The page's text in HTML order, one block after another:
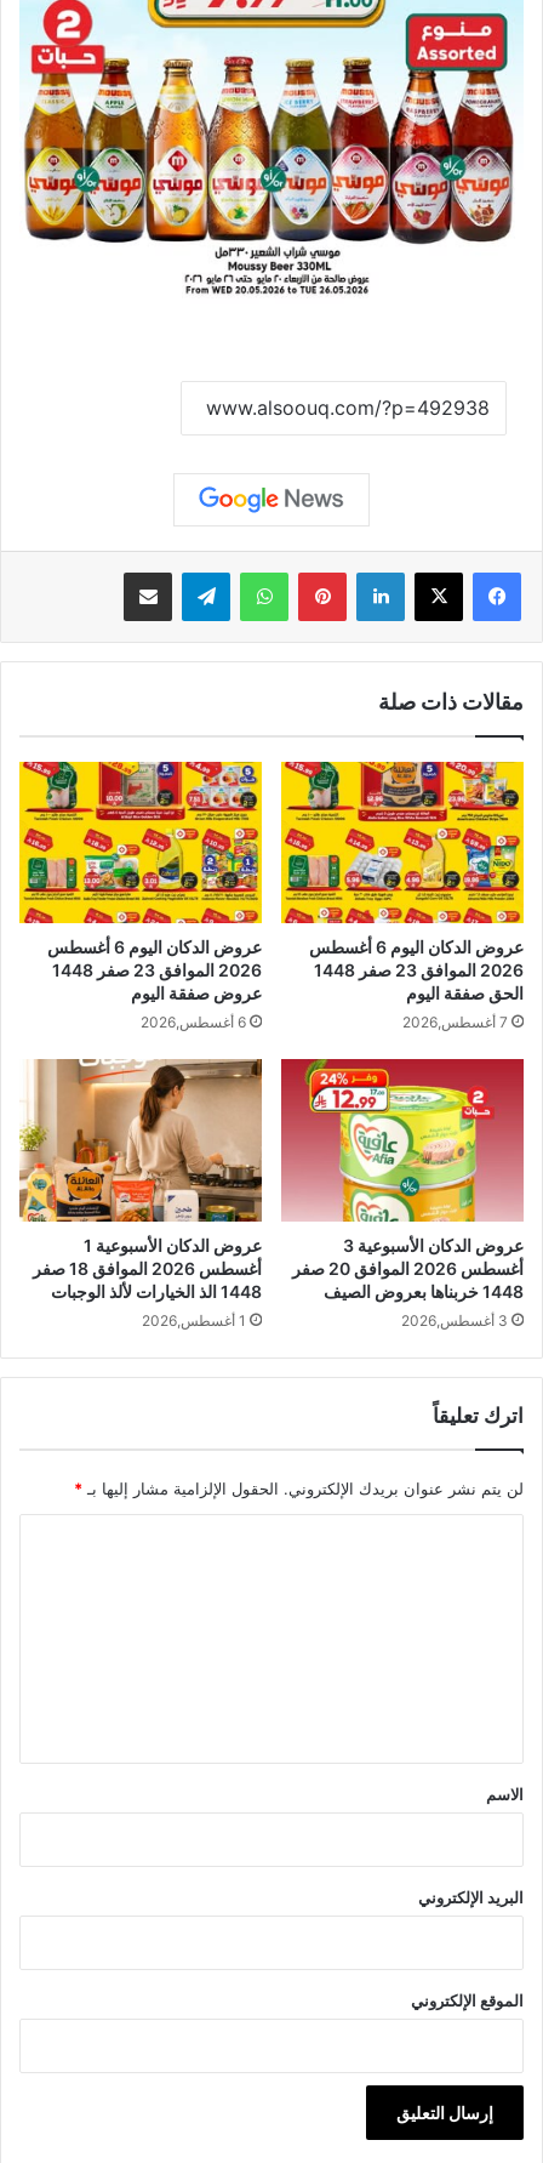
لينكدإن بينتيريستواتساب تيلقرام مشاركة عبر البريد
مقالات ذات صلة
عروض الدكان اليوم 6 أغسطس
2026 الموافق 23 صفر 1448
الحق صفقة اليوم
7 أغسطس,2026
عروض الدكان اليوم 6 أغسطس
2026 الموافق 23 صفر 1448
عروض صفقة اليوم
6 أغسطس,2026
عروض الدكان الأسبوعية 3
أغسطس 2026 الموافق 20 صفر
1448 خربناها بعروض الصيف
3 أغسطس,2026
عروض الدكان الأسبوعية 1
أغسطس 2026 الموافق 18 صفر
1448 الذ الخيارات لألذ الوجبات
1 أغسطس,2026
اترك تعليقاً
لن يتم نشر عنوان بريدك الإلكتروني. الحقول الإلزامية مشار إليها بـ *
*
الاسم
البريد الإلكتروني
الموقع الإلكتروني